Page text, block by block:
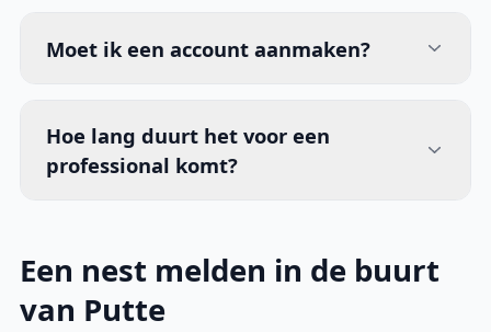
Moet ik een account aanmaken?
Hoe lang duurt het voor een
professional komt?
Een nest melden in de buurt
van Putte